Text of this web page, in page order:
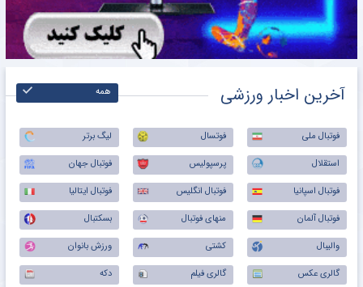
آخرین اخبار ورزشی همه
فوتبال ملی فوتسال
لیگ برتر
استقلال
پرسپولیس
فوتبال جهان
فوتبال اسپانیا
فوتبال انگلیس
فوتبال ایتالیا
فوتبال آلمان
منهای فوتبال
بسکتبال
والیبال
کشتی
ورزش بانوان
گالری عکس
گالری فیلم دکه